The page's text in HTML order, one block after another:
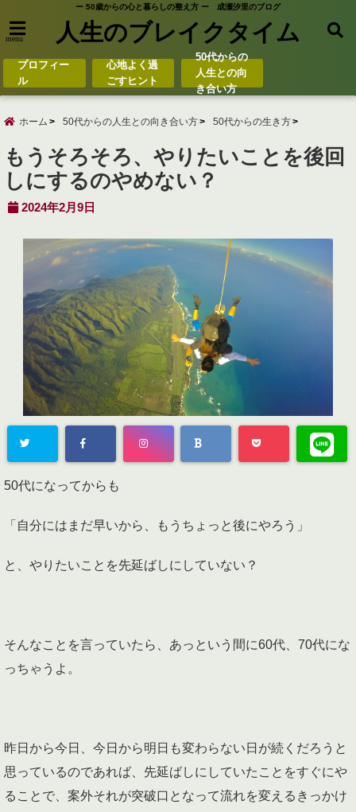
ー 50歳からの心と暮らしの整え方 ー 成瀬汐里のブログ
menu 人生のブレイクタイム
プロフィー
ル
心地よく過
ごすヒント
50代からの
人生との向
き合い方
ホーム 50代からの人生との向き合い方 50代からの生き方
もうそろそろ、やりたいことを後回
しにするのやめない？
2024年2月9日
50代になってからも
「自分にはまだ早いから、もうちょっと後にやろう」
と、やりたいことを先延ばしにしていない？
そんなことを言っていたら、あっという間に60代、70代にな
っちゃうよ。
昨日から今日、今日から明日も変わらない日が続くだろうと
思っているのであれば、先延ばしにしていたことをすぐにや
ることで、案外それが突破口となって流れを変えるきっかけ